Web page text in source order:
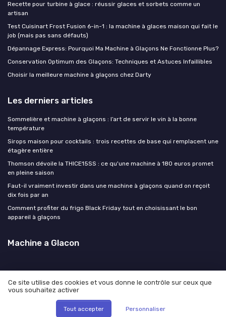
Recette pour turbine à glace : réussir glaces et sorbets comme un
artisan
Test Cuisinart Frost Fusion 6-in-1 : la machine à glaces maison qui fait le
job (mais pas sans défauts)
Dépannage Express: Pourquoi Ma Machine à Glaçons Ne Fonctionne Plus?
Conservation Optimum des Glaçons: Techniques et Astuces Infaillibles
Choisir la meilleure machine à glaçons chez Darty
Les derniers articles
Sommelière et machine à glaçons : l’art de servir le vin à la bonne
température
Sirops maison pour cocktails : trois recettes de base qui remplacent une
étagère entière
Thomson dévoile la THICE15SS : ce qu'une machine à 180 euros promet
en pleine saison
Faut-il vraiment investir dans une machine à glaçons quand on reçoit
dix fois par an
Comment profiter du frigo Black Friday tout en choisissant le bon
appareil à glaçons
Machine a Glacon
Mentions légales
© Machine a Glacon 2026
Ce site utilise des cookies et vous donne le contrôle sur ceux que
vous souhaitez activer
Tout accepter Personnaliser